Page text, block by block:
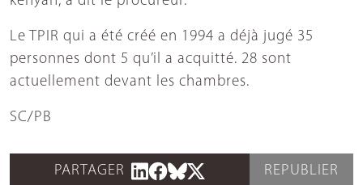
Le TPIR qui a été créé en 1994 a déjà jugé 35
personnes dont 5 qu’il a acquitté. 28 sont
actuellement devant les chambres.
SC/PB
PARTAGER REPUBLIER